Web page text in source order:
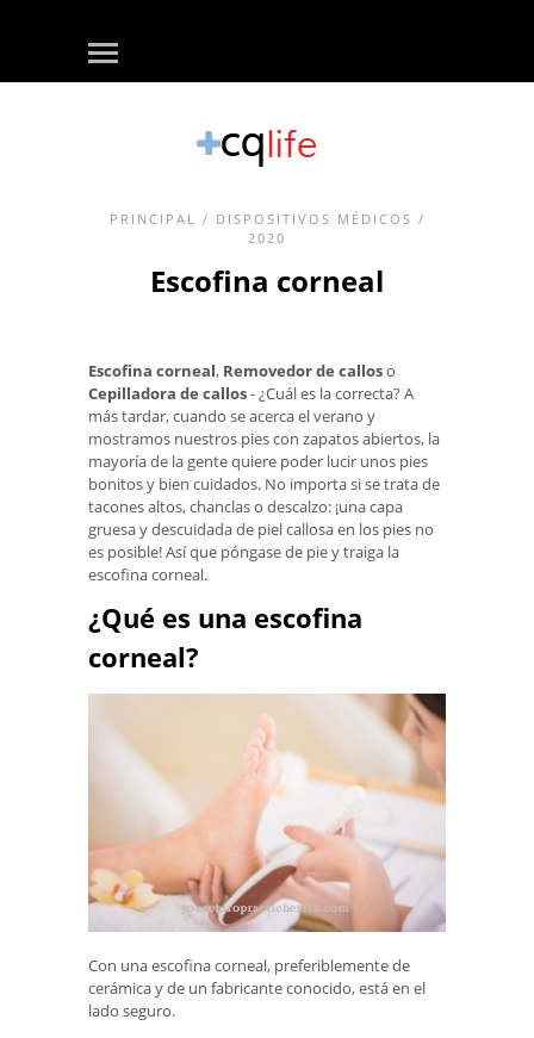
PRINCIPAL / DISPOSITIVOS MÉDICOS /
2020
Escofina corneal
Escofina corneal, Removedor de calloso
Cepilladora de callos- ¿Cuál es la correcta? A
más tardar, cuando se acerca el verano y
mostramos nuestros pies con zapatos abiertos, la
mayoría de la gente quiere poder lucir unos pies
bonitos y bien cuidados. No importa si se trata de
tacones altos, chanclas o descalzo: ¡una capa
gruesa y descuidada de piel callosa en los pies no
es posible! Así que póngase de pie y traiga la
escofina corneal.
¿Qué es una escofina
corneal?
Con una escofina corneal, preferiblemente de
cerámica y de un fabricante conocido, está en el
lado seguro.